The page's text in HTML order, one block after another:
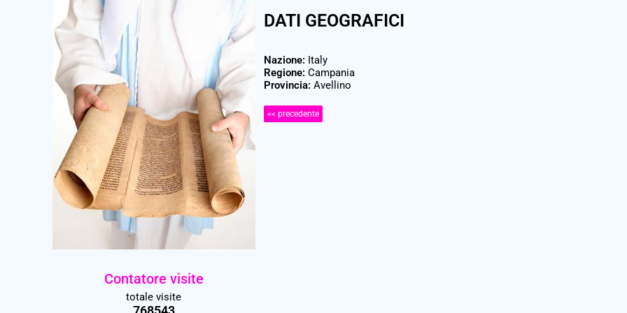
Contatore visite
totale visite
DATI GEOGRAFICI
Nazione: Italy
Regione: Campania
Provincia: Avellino
<< precedente